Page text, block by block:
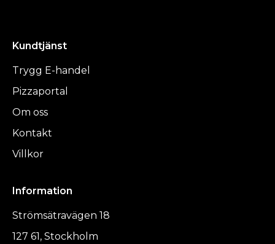
Kundtjänst
Trygg E-handel
Pizzaportal
Om oss
Kontakt
Villkor
Information
Strömsätravägen 18
127 61, Stockholm